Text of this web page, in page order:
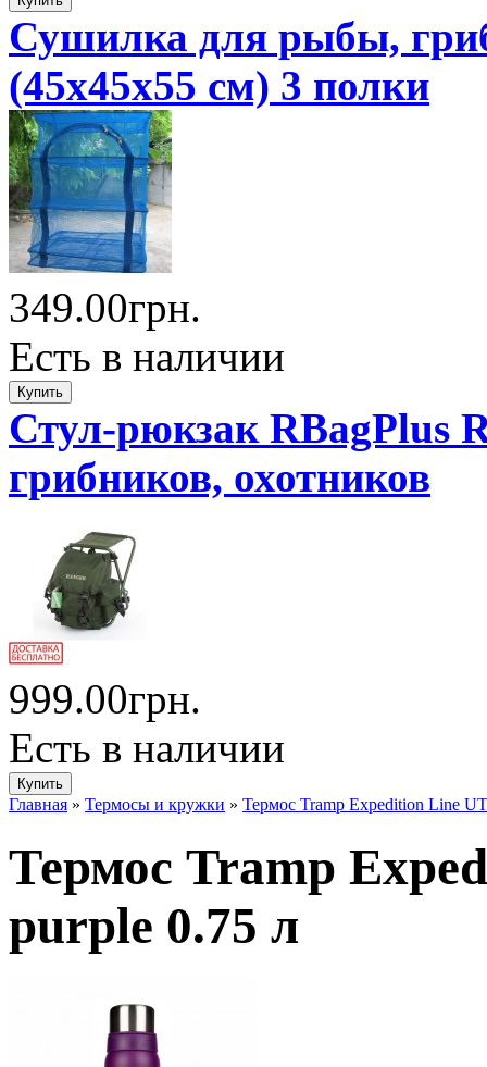
Сушилка для рыбы,
(45x45x55 см) 3 полки
349.00грн.
Есть в наличии
Стул-рюкзак RBagPlus
грибников, охотников
999.00грн.
Есть в наличии
Главная » Термосы и кружки » Термос Tramp Expedition Line
Термос Tramp
purple 0.75 л